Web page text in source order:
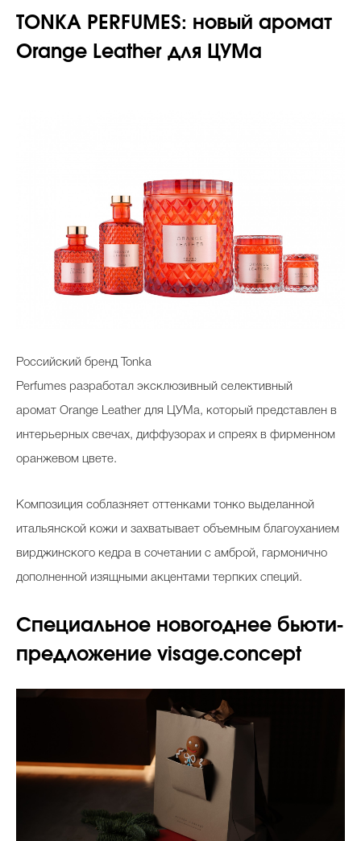
TONKA PERFUMES: новый аромат
Orange Leather для ЦУМа
Российский бренд Tonka
Perfumes разработал эксклюзивный селективный
аромат Orange Leather для ЦУМа, который представлен в
интерьерных свечах, диффузорах и спреях в фирменном
оранжевом цвете.
Композиция соблазняет оттенками тонко выделанной
итальянской кожи и захватывает объемным благоуханием
вирджинского кедра в сочетании с амброй, гармонично
дополненной изящными акцентами терпких специй.
Специальное новогоднее бьюти-
предложение visage.concept